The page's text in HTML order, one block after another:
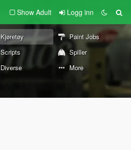
Show Adult Logg inn
Kjøretøy
Paint Jobs
Scripts
Spiller
Diverse More